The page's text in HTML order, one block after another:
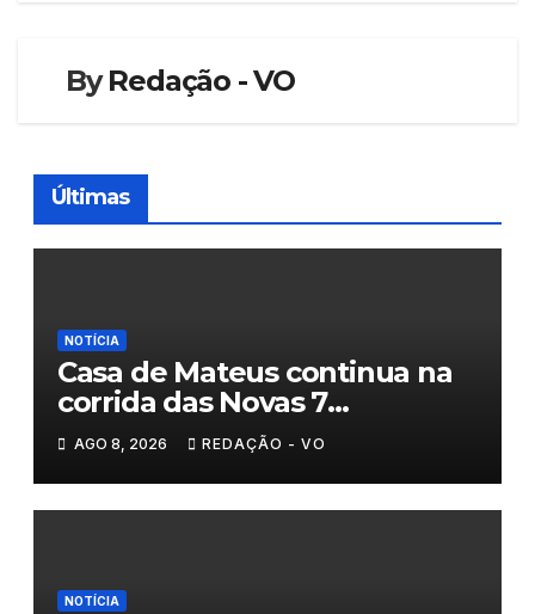
ByRedação - VO
Últimas
NOTÍCIA
Casa de Mateus continua na
corrida das Novas 7
Maravilhas de Portugal
AGO 8, 2026 REDAÇÃO - VO
NOTÍCIA